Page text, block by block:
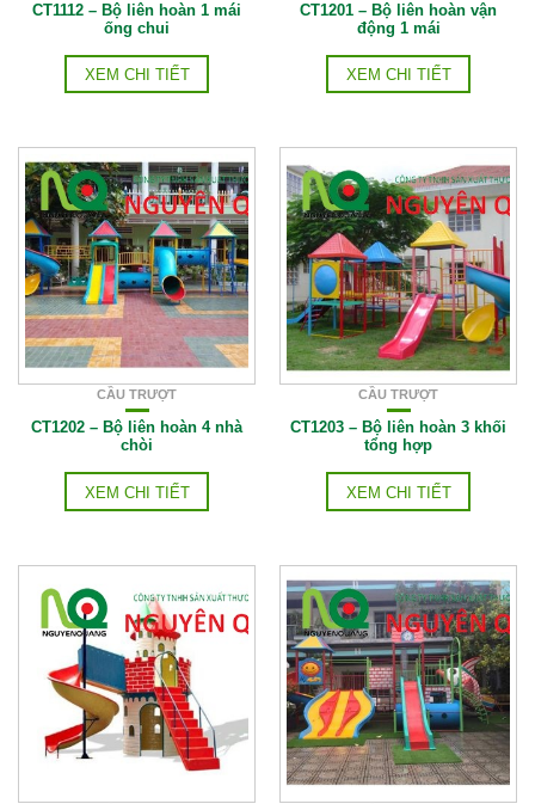
CT1112 – Bộ liên hoàn 1 mái
ống chui
XEM CHI TIẾT
CT1201 – Bộ liên hoàn vận
động 1 mái
XEM CHI TIẾT
CẦU TRƯỢT
CT1202 – Bộ liên hoàn 4 nhà
chòi
XEM CHI TIẾT
CẦU TRƯỢT
CT1203 – Bộ liên hoàn 3 khối
tổng hợp
XEM CHI TIẾT